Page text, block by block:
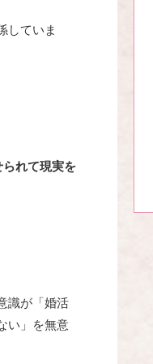
していま
れて現実を
識が「婚活
い」を無意